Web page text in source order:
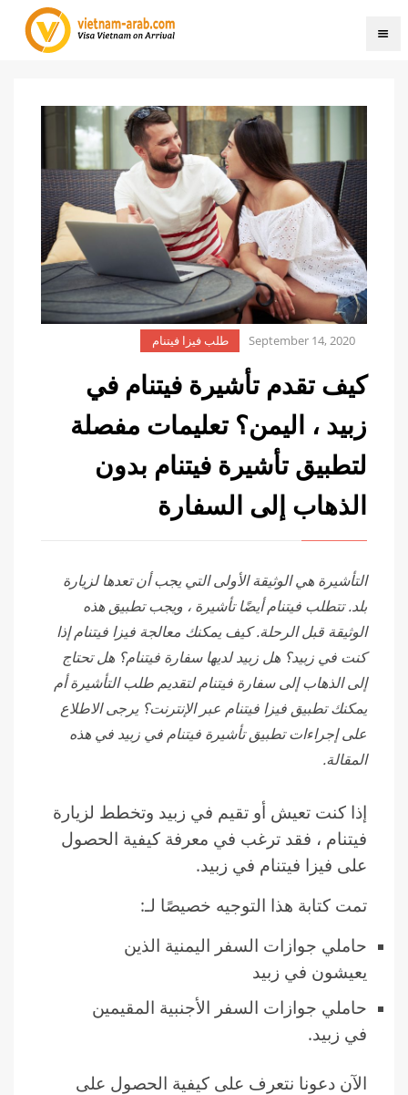
September 14, 2020 طلب فيزا فيتنام
كيف تقدم تأشيرة فيتنام في
زبيد ، اليمن؟ تعليمات مفصلة
لتطبيق تأشيرة فيتنام بدون
الذهاب إلى السفارة
التأشيرة هي الوثيقة الأولى التي يجب أن تعدها لزيارة
بلد. تتطلب فيتنام أيضًا تأشيرة ، ويجب تطبيق هذه
الوثيقة قبل الرحلة. كيف يمكنك معالجة فيزا فيتنام إذا
كنت في زبيد؟ هل زبيد لديها سفارة فيتنام؟ هل تحتاج
إلى الذهاب إلى سفارة فيتنام لتقديم طلب التأشيرة أم
يمكنك تطبيق فيزا فيتنام عبر الإنترنت؟ يرجى الاطلاع
على إجراءات تطبيق تأشيرة فيتنام في زبيد في هذه
المقالة.
إذا كنت تعيش أو تقيم في زبيد وتخطط لزيارة
فيتنام ، فقد ترغب في معرفة كيفية الحصول
على فيزا فيتنام في زبيد.
تمت كتابة هذا التوجيه خصيصًا لـ:
حاملي جوازات السفر اليمنية الذين
يعيشون في زبيد
حاملي جوازات السفر الأجنبية المقيمين
في زبيد.
الآن دعونا نتعرف على كيفية الحصول على